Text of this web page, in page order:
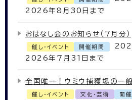
2026年8月30日まで
おはなし会のお知らせ（7月分）
催し・イベント 開催期間
2026年7月31日まで
全国唯一！ウミウ捕獲場の一
催し・イベント 文化・芸術 開